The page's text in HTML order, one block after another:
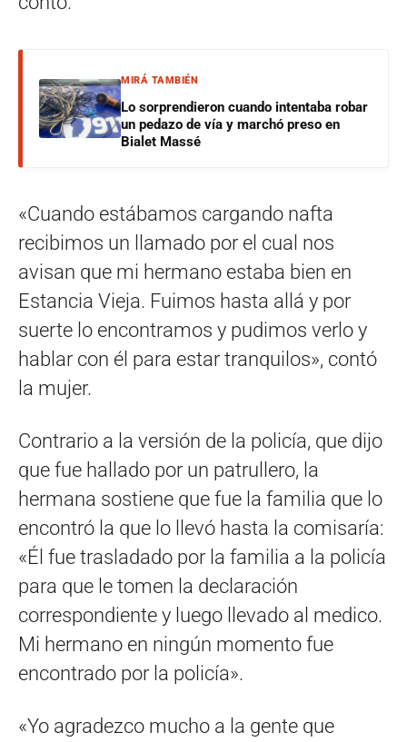
MIRÁ TAMBIÉN
Lo sorprendieron cuando intentaba robar
un pedazo de vía y marchó preso en
Bialet Massé
«Cuando estábamos cargando nafta
recibimos un llamado por el cual nos
avisan que mi hermano estaba bien en
Estancia Vieja. Fuimos hasta allá y por
suerte lo encontramos y pudimos verlo y
hablar con él para estar tranquilos», contó
la mujer.
Contrario a la versión de la policía, que dijo
que fue hallado por un patrullero, la
hermana sostiene que fue la familia que lo
encontró la que lo llevó hasta la comisaría:
«Él fue trasladado por la familia a la policía
para que le tomen la declaración
correspondiente y luego llevado al medico.
Mi hermano en ningún momento fue
encontrado por la policía».
«Yo agradezco mucho a la gente que